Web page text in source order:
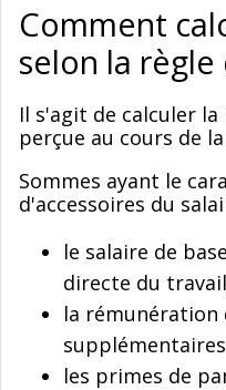
Comment
selon la règle
Il s'agit de calculer
perçue au cours de
Sommes ayant le
d'accessoires du
le salaire de
directe du
la rémunération
les primes de